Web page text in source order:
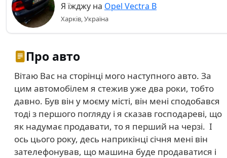
Я їжджу на Opel Vectra B
Харків, Україна
Про авто
Вітаю Вас на сторінці мого наступного авто. За
цим автомобілем я стежив уже два роки, тобто
давно. Був він у моєму місті, він мені сподобався
тоді з першого погляду і я сказав господареві, що
як надумає продавати, то я перший на черзі. І
ось цього року, десь наприкінці січня мені він
зателефонував, що машина буде продаватися і